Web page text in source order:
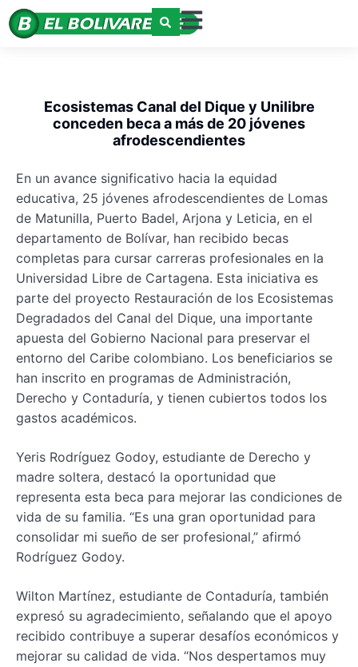
Ecosistemas Canal del Dique y Unilibre
conceden beca a más de 20 jóvenes
afrodescendientes
En un avance significativo hacia la equidad
educativa, 25 jóvenes afrodescendientes de Lomas
de Matunilla, Puerto Badel, Arjona y Leticia, en el
departamento de Bolívar, han recibido becas
completas para cursar carreras profesionales en la
Universidad Libre de Cartagena. Esta iniciativa es
parte del proyecto Restauración de los Ecosistemas
Degradados del Canal del Dique, una importante
apuesta del Gobierno Nacional para preservar el
entorno del Caribe colombiano. Los beneficiarios se
han inscrito en programas de Administración,
Derecho y Contaduría, y tienen cubiertos todos los
gastos académicos.
Yeris Rodríguez Godoy, estudiante de Derecho y
madre soltera, destacó la oportunidad que
representa esta beca para mejorar las condiciones de
vida de su familia. “Es una gran oportunidad para
consolidar mi sueño de ser profesional,” afirmó
Rodríguez Godoy.
Wilton Martínez, estudiante de Contaduría, también
expresó su agradecimiento, señalando que el apoyo
recibido contribuye a superar desafíos económicos y
mejorar su calidad de vida. “Nos despertamos muy